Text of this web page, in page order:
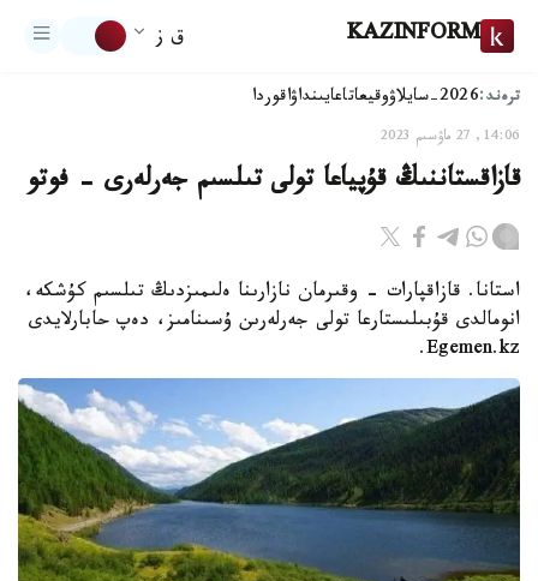
KAZINFORM ق ز
ترەند:2026-سايلاۋ وقيعاتاعايىنداۋاقوردا
14:06, 27 ماۋسىم 2023
قازاقستاننىڭ قۇپياعا تولى تىلسىم جەرلەرى - فوتو
استانا. قازاقپارات - وقىرمان نازارىنا ەلىمىزدىڭ تىلسىم كۇشكە،
انومالدى قۇبىلىستارعا تولى جەرلەرىن ۇسىنامىز، دەپ حابارلايدى
Egemen.kz.